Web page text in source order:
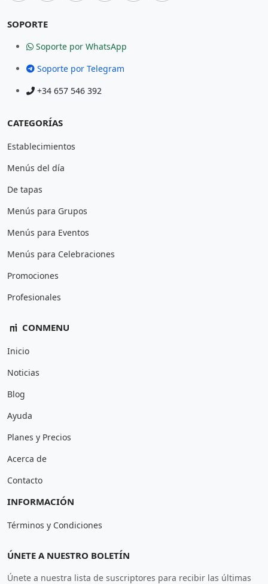
SOPORTE
Soporte por WhatsApp
Soporte por Telegram
+34 657 546 392
CATEGORÍAS
Establecimientos
Menús del día
De tapas
Menús para Grupos
Menús para Eventos
Menús para Celebraciones
Promociones
Profesionales
CONMENU
Inicio
Noticias
Blog
Ayuda
Planes y Precios
Acerca de
Contacto
INFORMACIÓN
Términos y Condiciones
ÚNETE A NUESTRO BOLETÍN
Únete a nuestra lista de suscriptores para recibir las últimas